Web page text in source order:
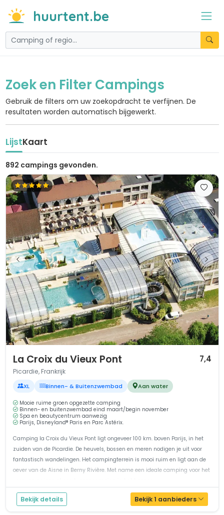
huurtent.be
Zoek en Filter Campings
Gebruik de filters om uw zoekopdracht te verfijnen. De
resultaten worden automatisch bijgewerkt.
LijstKaart
892 campings gevonden.
La Croix du Vieux Pont 7,4
Picardie, Frankrijk
XL Binnen- & Buitenzwembad Aan water
Mooie ruime groen opgezette camping
Binnen- en buitenzwembad eind maart/begin november
Spa en beautycentrum aanwezig
Parijs, Disneyland® Paris en Parc Astérix.
Camping la Croix du Vieux Pont ligt ongeveer 100 km. boven Parijs, in het
zuiden van de Picardie. De heuvels, bossen en meren nodigen je uit voor
fantastisch wandelingen. Het campingterrein is mooi ruim en ligt aan de
oever van de Aisne in Berny Rivière. Met name een ideale camping voor het
Bekijk details Bekijk 1 aanbieders